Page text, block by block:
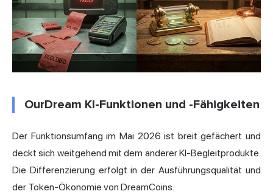
OurDream KI-Funktionen und -Fähigkeiten
Der Funktionsumfang im Mai 2026 ist breit gefächert und
deckt sich weitgehend mit dem anderer KI-Begleitprodukte.
Die Differenzierung erfolgt in der Ausführungsqualität und
der Token-Ökonomie von DreamCoins.